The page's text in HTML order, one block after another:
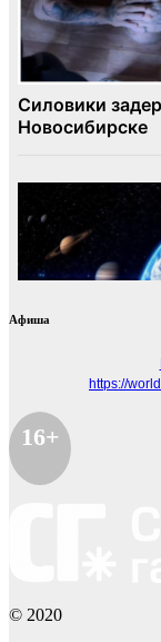
Афиша
https://
16+
© 2020